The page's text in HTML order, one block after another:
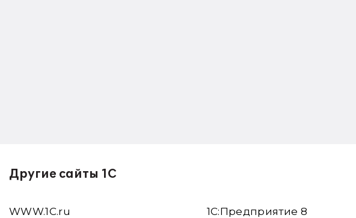
Другие сайты 1С
WWW.1С.ru
1С:Предприятие 8